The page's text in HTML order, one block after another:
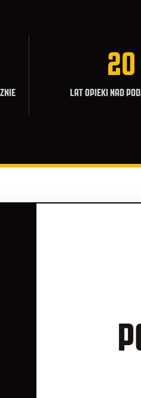
20
LAT OPIEKI NAD